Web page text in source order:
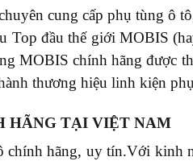
cung cấp phụ tùng ô
Top đầu thế giới MOBIS
MOBIS chính hãng
thương hiệu linh kiện
HÃNG TẠI VIỆT NAM
hãng, uy tín.Với kinh